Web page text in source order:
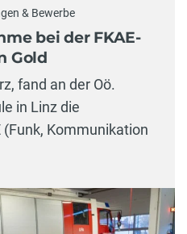
& Bewerbe
bei der FKAE-
Gold
fand an der Oö.
in Linz die
Kommunikation